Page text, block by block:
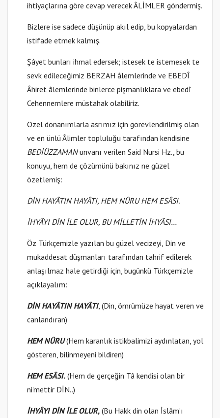
ihtiyaçlarına göre cevap verecek ÂLİMLER göndermiş.
Bizlere ise sadece düşünüp akıl edip, bu kopyalardan
istifade etmek kalmış.
Şâyet bunları ihmal edersek; istesek te istemesek te
sevk edileceğimiz BERZAH âlemlerinde ve EBEDÎ
Âhiret âlemlerinde binlerce pişmanlıklara ve ebedî
Cehennemlere müstahak olabiliriz.
Özel donanımlarla asrımız için görevlendirilmiş olan
ve en ünlü Âlimler topluluğu tarafından kendisine
BEDİÜZZAMANunvanı verilen Said Nursi Hz., bu
konuyu, hem de çözümünü bakınız ne güzel
özetlemiş:
DİN HAYÂTIN HAYÂTI, HEM NÛRU HEM ESÂSI.
İHYÂYI DİN İLE OLUR, BU MİLLETİN İHYÂSI…
Öz Türkçemizle yazılan bu güzel vecizeyi, Din ve
mukaddesat düşmanları tarafından tahrif edilerek
anlaşılmaz hale getirdiği için, bugünkü Türkçemizle
açıklayalım:
DİN HAYÂTIN HAYÂTI, (Din, ömrümüze hayat veren ve
canlandıran)
HEM NÛRU(Hem karanlık istikbalimizi aydınlatan, yol
gösteren, bilinmeyeni bildiren)
HEM ESÂSI.(Hem de gerçeğin Tâ kendisi olan bir
ni’mettir DİN..)
İHYÂYI DİN İLE OLUR,(Bu Hakk din olan İslâm’ı